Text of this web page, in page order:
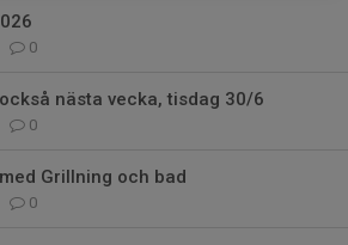
0
nästa vecka, tisdag 30/6
0
Grillning och bad
0